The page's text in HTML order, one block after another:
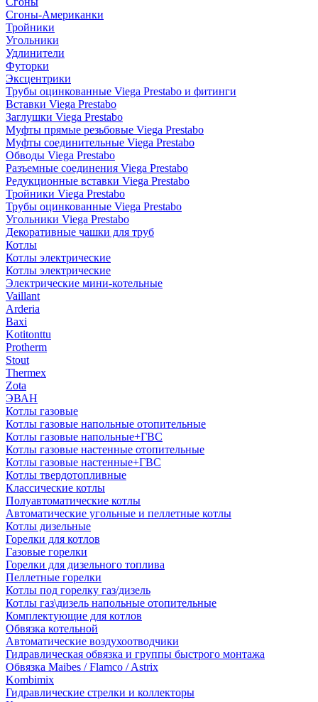
Сгоны-Американки
Тройники
Угольники
Удлинители
Футорки
Эксцентрики
Трубы оцинкованные Viega Prestabo и фитинги
Вставки Viega Prestabo
Заглушки Viega Prestabo
Муфты прямые резьбовые Viega Prestabo
Муфты соединительные Viega Prestabo
Обводы Viega Prestabo
Разъемные соединения Viega Prestabo
Редукционные вставки Viega Prestabo
Тройники Viega Prestabo
Трубы оцинкованные Viega Prestabo
Угольники Viega Prestabo
Декоративные чашки для труб
Котлы
Котлы электрические
Котлы электрические
Электрические мини-котельные
Vaillant
Arderia
Baxi
Kotitonttu
Protherm
Stout
Thermex
Zota
ЭВАН
Котлы газовые
Котлы газовые напольные отопительные
Котлы газовые напольные+ГВС
Котлы газовые настенные отопительные
Котлы газовые настенные+ГВС
Котлы твердотопливные
Классические котлы
Полуавтоматические котлы
Автоматические угольные и пеллетные котлы
Котлы дизельные
Горелки для котлов
Газовые горелки
Горелки для дизельного топлива
Пеллетные горелки
Котлы под горелку газ/дизель
Котлы газ\дизель напольные отопительные
Комплектующие для котлов
Обвязка котельной
Автоматические воздухоотводчики
Гидравлическая обвязка и группы быстрого монтажа
Обвязка Maibes / Flamco / Astrix
Kombimix
Гидравлические стрелки и коллекторы